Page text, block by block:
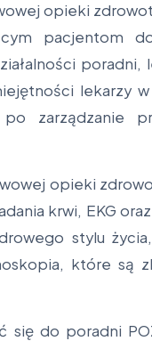
opieki
pacjentom
lekarzy
zarządzanie
opieki
krwi, EKG
stylu
które są
się do poradni